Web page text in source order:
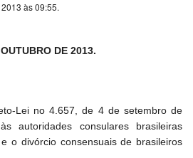
às 09:55.
DE 2013.
Lei no 4.657, de 4 de setembro de
autoridades consulares brasileiras
o divórcio consensuais de brasileiros